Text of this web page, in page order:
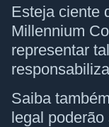
Esteja ciente
Millennium
representar
Saiba
legal